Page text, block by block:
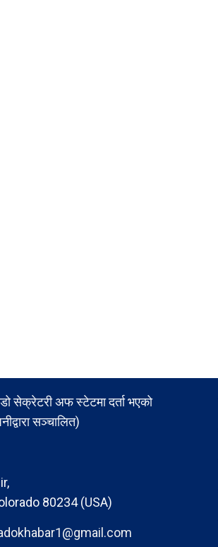
सेक्रेटरी अफ स्टेटमा दर्ता भएको
सञ्चालित)
80234 (USA)